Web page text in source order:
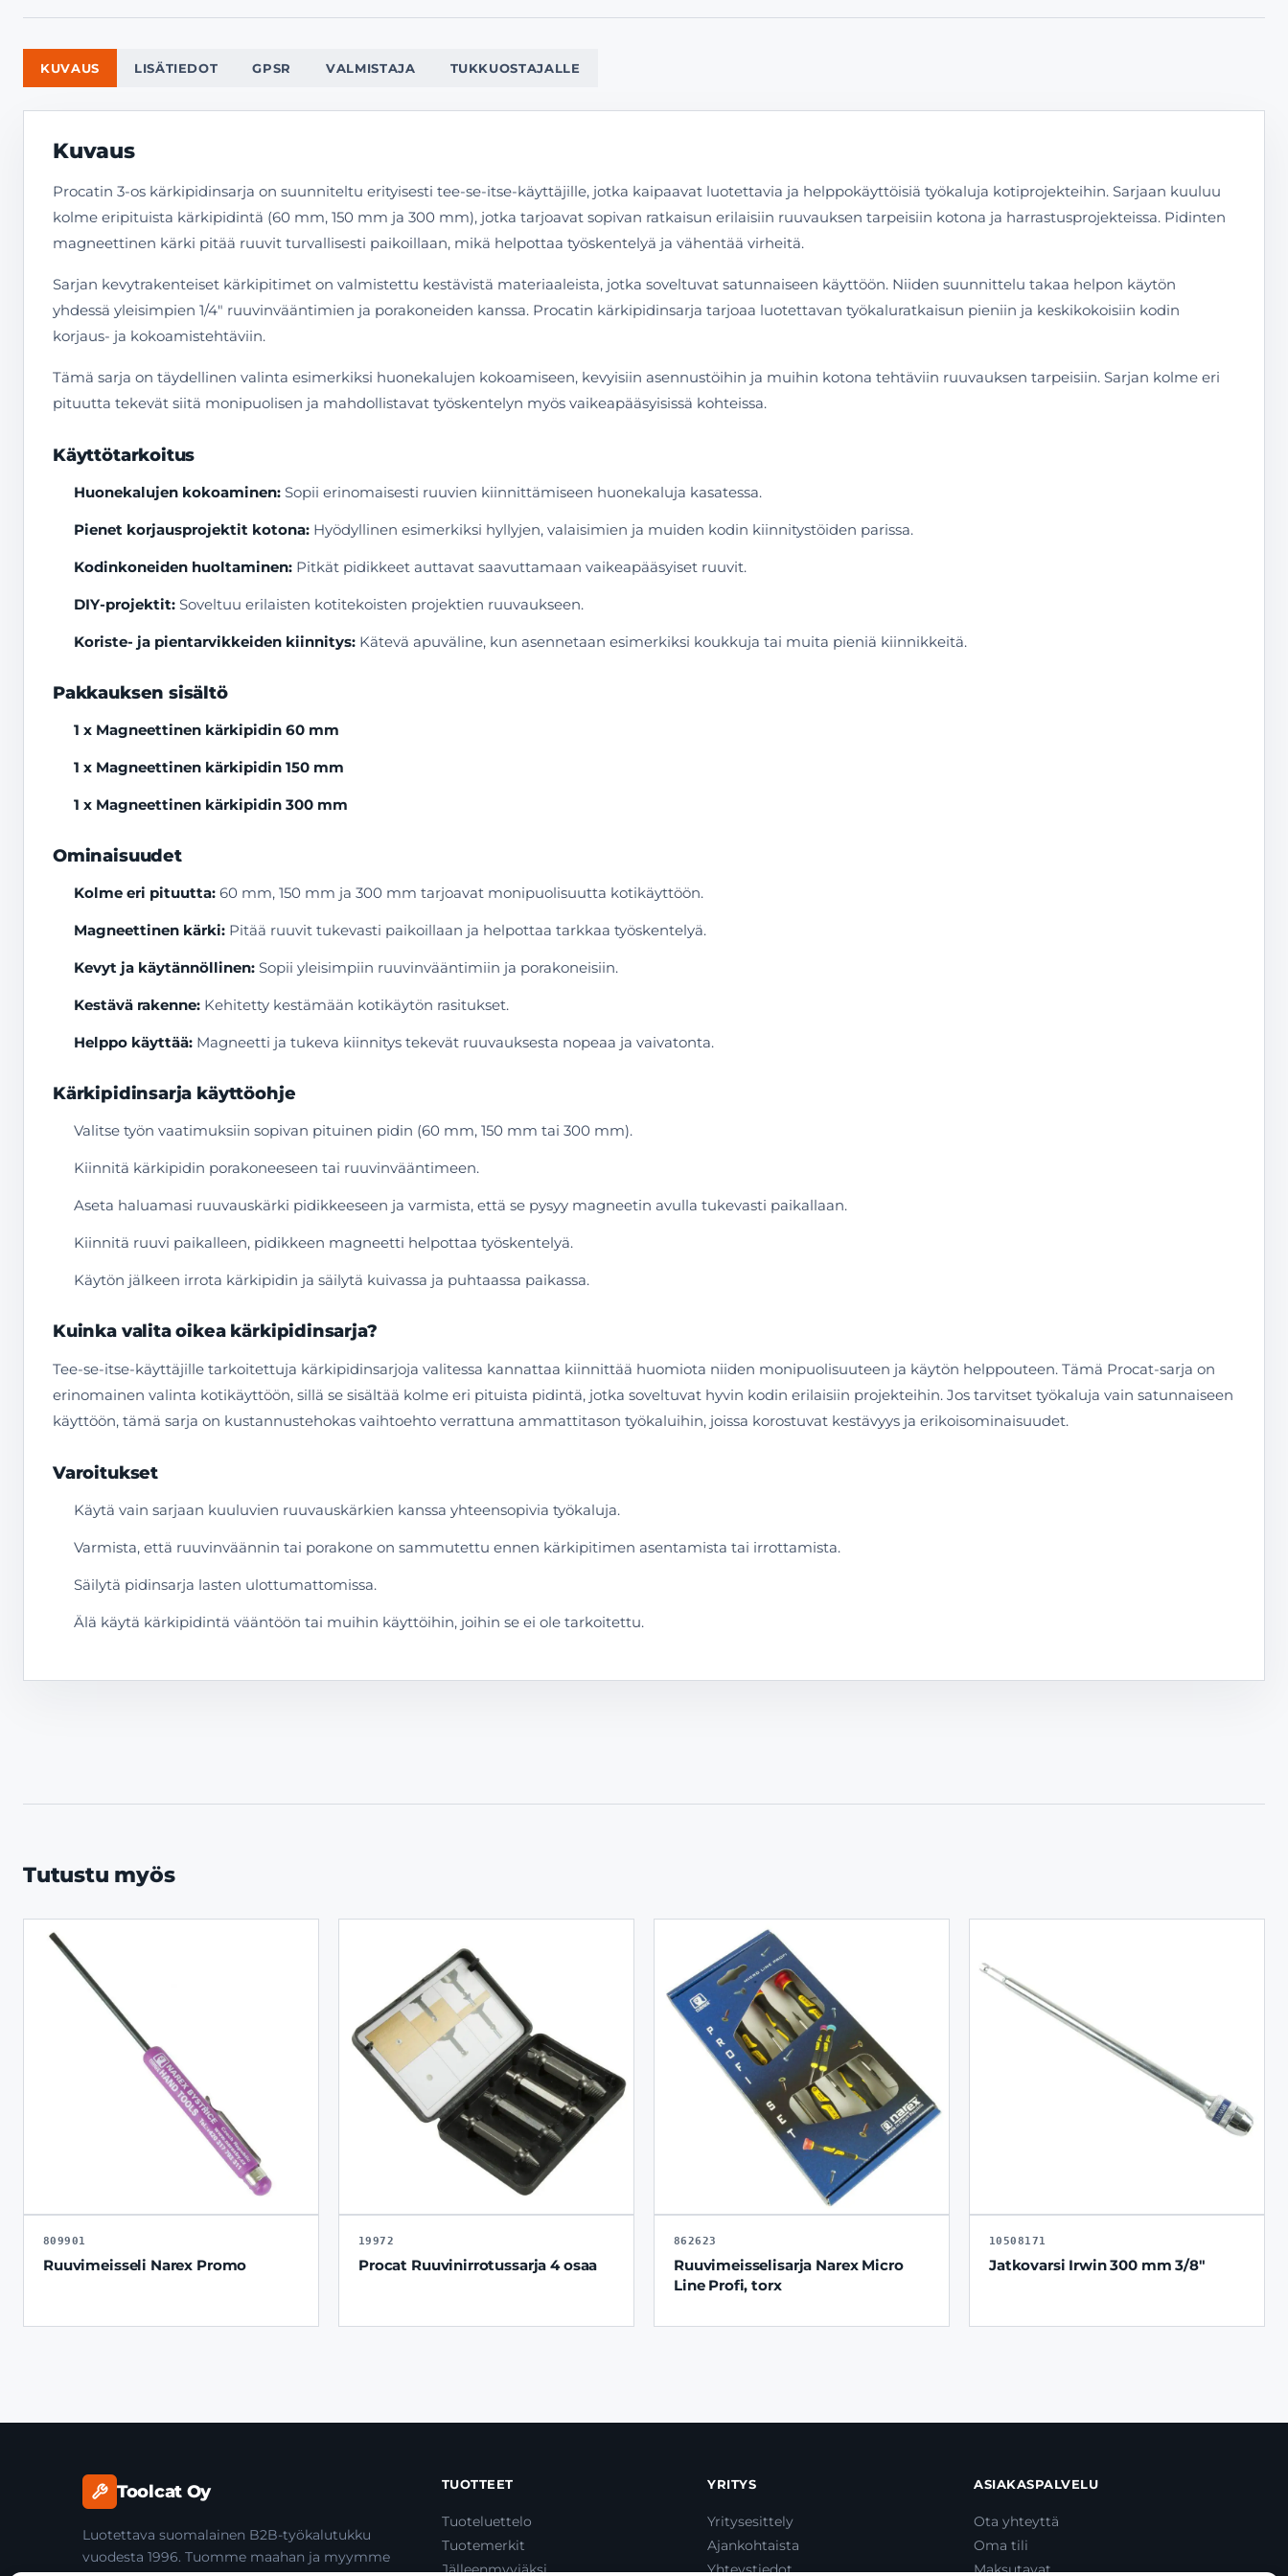
KUVAUS LISÄTIEDOT GPSR VALMISTAJA TUKKUOSTAJALLE
Kuvaus
Procatin 3-os kärkipidinsarja on suunniteltu erityisesti tee-se-itse-käyttäjille, jotka kaipaavat luotettavia ja helppokäyttöisiä työkaluja kotiprojekteihin. Sarjaan kuuluu
kolme eripituista kärkipidintä (60 mm, 150 mm ja 300 mm), jotka tarjoavat sopivan ratkaisun erilaisiin ruuvauksen tarpeisiin kotona ja harrastusprojekteissa. Pidinten
magneettinen kärki pitää ruuvit turvallisesti paikoillaan, mikä helpottaa työskentelyä ja vähentää virheitä.
Sarjan kevytrakenteiset kärkipitimet on valmistettu kestävistä materiaaleista, jotka soveltuvat satunnaiseen käyttöön. Niiden suunnittelu takaa helpon käytön
yhdessä yleisimpien 1/4″ ruuvinvääntimien ja porakoneiden kanssa. Procatin kärkipidinsarja tarjoaa luotettavan työkaluratkaisun pieniin ja keskikokoisiin kodin
korjaus- ja kokoamistehtäviin.
Tämä sarja on täydellinen valinta esimerkiksi huonekalujen kokoamiseen, kevyisiin asennustöihin ja muihin kotona tehtäviin ruuvauksen tarpeisiin. Sarjan kolme eri
pituutta tekevät siitä monipuolisen ja mahdollistavat työskentelyn myös vaikeapääsyisissä kohteissa.
Käyttötarkoitus
Huonekalujen kokoaminen: Sopii erinomaisesti ruuvien kiinnittämiseen huonekaluja kasatessa.
Pienet korjausprojektit kotona: Hyödyllinen esimerkiksi hyllyjen, valaisimien ja muiden kodin kiinnitystöiden parissa.
Kodinkoneiden huoltaminen: Pitkät pidikkeet auttavat saavuttamaan vaikeapääsyiset ruuvit.
DIY-projektit: Soveltuu erilaisten kotitekoisten projektien ruuvaukseen.
Koriste- ja pientarvikkeiden kiinnitys: Kätevä apuväline, kun asennetaan esimerkiksi koukkuja tai muita pieniä kiinnikkeitä.
Pakkauksen sisältö
1 x Magneettinen kärkipidin 60 mm
1 x Magneettinen kärkipidin 150 mm
1 x Magneettinen kärkipidin 300 mm
Ominaisuudet
Kolme eri pituutta: 60 mm, 150 mm ja 300 mm tarjoavat monipuolisuutta kotikäyttöön.
Magneettinen kärki: Pitää ruuvit tukevasti paikoillaan ja helpottaa tarkkaa työskentelyä.
Kevyt ja käytännöllinen: Sopii yleisimpiin ruuvinvääntimiin ja porakoneisiin.
Kestävä rakenne: Kehitetty kestämään kotikäytön rasitukset.
Helppo käyttää: Magneetti ja tukeva kiinnitys tekevät ruuvauksesta nopeaa ja vaivatonta.
Kärkipidinsarja käyttöohje
Valitse työn vaatimuksiin sopivan pituinen pidin (60 mm, 150 mm tai 300 mm).
Kiinnitä kärkipidin porakoneeseen tai ruuvinvääntimeen.
Aseta haluamasi ruuvauskärki pidikkeeseen ja varmista, että se pysyy magneetin avulla tukevasti paikallaan.
Kiinnitä ruuvi paikalleen, pidikkeen magneetti helpottaa työskentelyä.
Käytön jälkeen irrota kärkipidin ja säilytä kuivassa ja puhtaassa paikassa.
Kuinka valita oikea kärkipidinsarja?
Tee-se-itse-käyttäjille tarkoitettuja kärkipidinsarjoja valitessa kannattaa kiinnittää huomiota niiden monipuolisuuteen ja käytön helppouteen. Tämä Procat-sarja on
erinomainen valinta kotikäyttöön, sillä se sisältää kolme eri pituista pidintä, jotka soveltuvat hyvin kodin erilaisiin projekteihin. Jos tarvitset työkaluja vain satunnaiseen
käyttöön, tämä sarja on kustannustehokas vaihtoehto verrattuna ammattitason työkaluihin, joissa korostuvat kestävyys ja erikoisominaisuudet.
Varoitukset
Käytä vain sarjaan kuuluvien ruuvauskärkien kanssa yhteensopivia työkaluja.
Varmista, että ruuvinväännin tai porakone on sammutettu ennen kärkipitimen asentamista tai irrottamista.
Säilytä pidinsarja lasten ulottumattomissa.
Älä käytä kärkipidintä vääntöön tai muihin käyttöihin, joihin se ei ole tarkoitettu.
Tutustu myös
809901
Ruuvimeisseli Narex Promo
19972
Procat Ruuvinirrotussarja 4 osaa
862623
Ruuvimeisselisarja Narex Micro
Line Profi, torx
10508171
Jatkovarsi Irwin 300 mm 3/8"
Toolcat Oy
Luotettava suomalainen B2B-työkalutukku
vuodesta 1996. Tuomme maahan ja myymme
TUOTTEET
Tuoteluettelo
Tuotemerkit
Jälleenmyyjäksi
YRITYS
Yritysesittely
Ajankohtaista
Yhteystiedot
ASIAKASPALVELU
Ota yhteyttä
Oma tili
Maksutavat